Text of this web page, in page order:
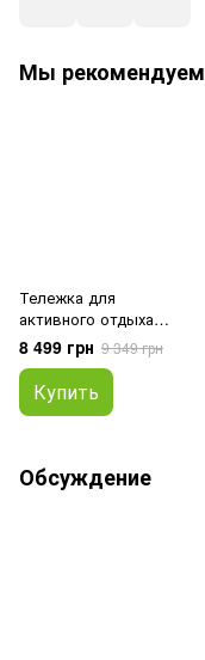
Мы рекомендуем
Тележка для
активного отдыха
HECHT 50006
8 499 грн 9 349 грн
Купить
Обсуждение